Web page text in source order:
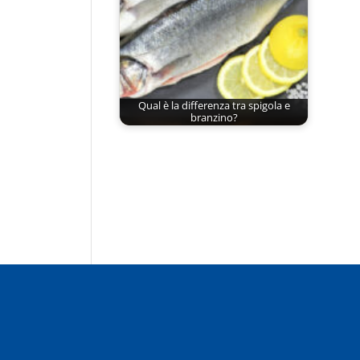
Qual è la differenza tra spigola e
branzino?